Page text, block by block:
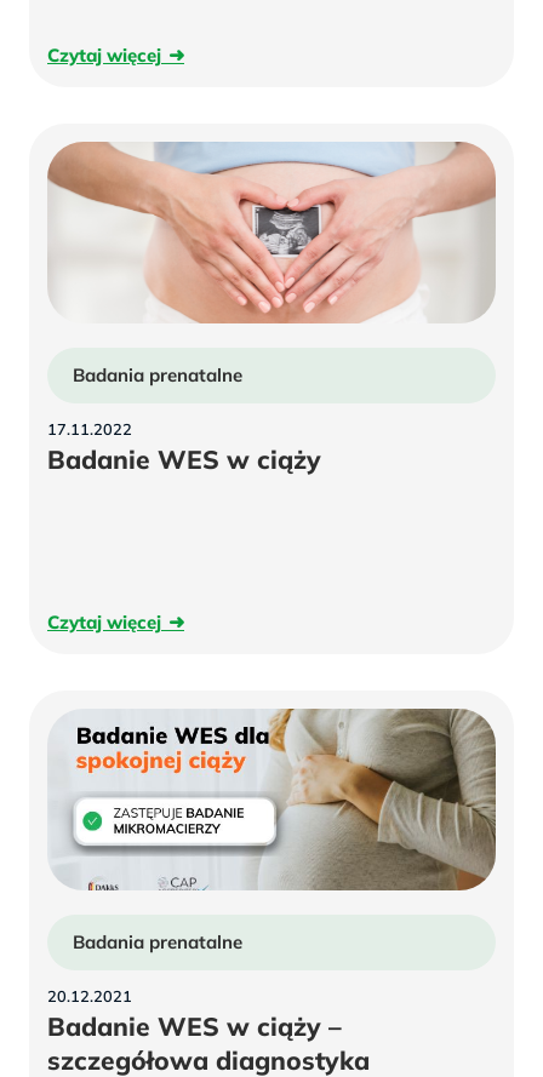
testDNA
Czytaj więcejCzytaj
Badania prenatalne
17.11.2022
Badanie WES w ciążyBadanie
Czytaj więcejCzytaj
Badania prenatalne
20.12.2021
Badanie WES w ciąży –
szczegółowa diagnostyka